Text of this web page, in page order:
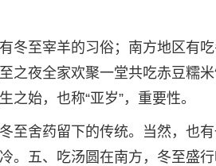
冬至宰羊的习俗；南方地区有
之夜全家欢聚一堂共吃赤豆糯
之始，也称“亚岁”，重要性。
至舍药留下的传统。当然，也
。五、吃汤圆在南方，冬至盛